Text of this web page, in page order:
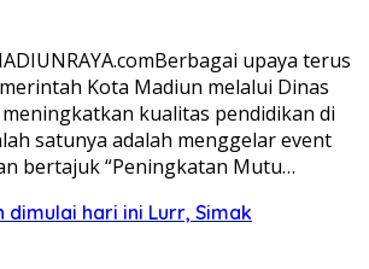
upaya terus
Kota Madiun melalui Dinas
kualitas pendidikan di
satunya adalah menggelar event
bertajuk “Peningkatan Mutu…
dimulai hari ini Lurr, Simak